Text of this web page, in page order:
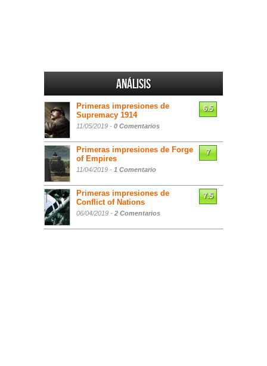
Análisis
Primeras impresiones de
Supremacy 1914
11/05/2019 - 0 Comentarios
6.5
Primeras impresiones de Forge
of Empires
11/04/2019 - 1 Comentario
7
Primeras impresiones de
Conflict of Nations
06/04/2019 - 2 Comentarios
7.5